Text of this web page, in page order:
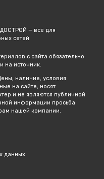
— все для
сетей
с сайта обязательно
на источник.
наличие, условия
на сайте, носят
и не являются публичной
информации просьба
нашей компании.
данных